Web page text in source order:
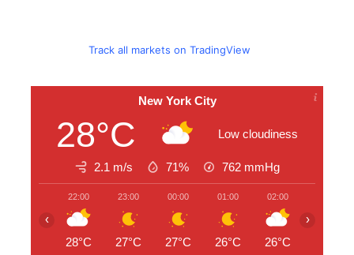
Track all markets on TradingView
New York City
28°C Low cloudiness
2.1 m/s 71% 762 mmHg
22:00
28°C
23:00
27°C
00:00
27°C
01:00
26°C
02:00
26°C
‹ ›